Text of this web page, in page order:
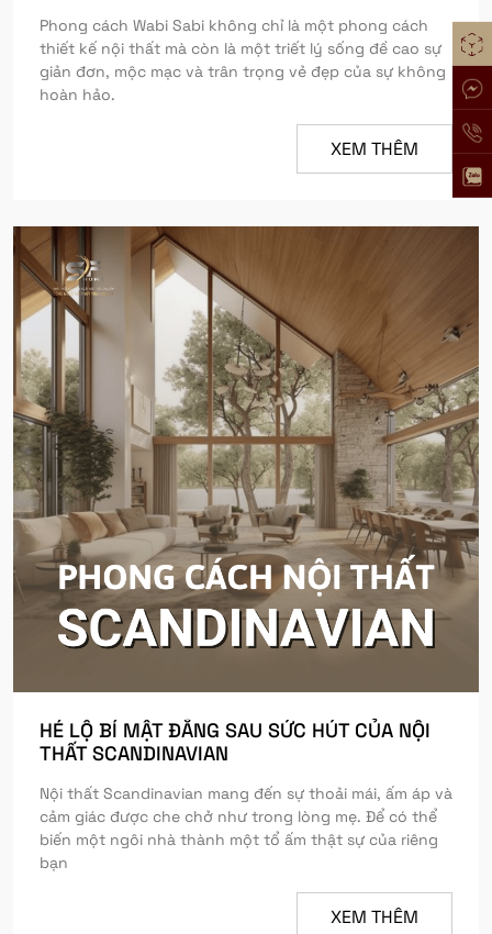
Phong cách Wabi Sabi không chỉ là một phong cách
thiết kế nội thất mà còn là một triết lý sống đề cao sự
giản đơn, mộc mạc và trân trọng vẻ đẹp của sự không
hoàn hảo.
XEM THÊM
HÉ LỘ BÍ MẬT ĐẰNG SAU SỨC HÚT CỦA NỘI
THẤT SCANDINAVIAN
Nội thất Scandinavian mang đến sự thoải mái, ấm áp và
cảm giác được che chở như trong lòng mẹ. Để có thể
biến một ngôi nhà thành một tổ ấm thật sự của riêng
bạn
XEM THÊM